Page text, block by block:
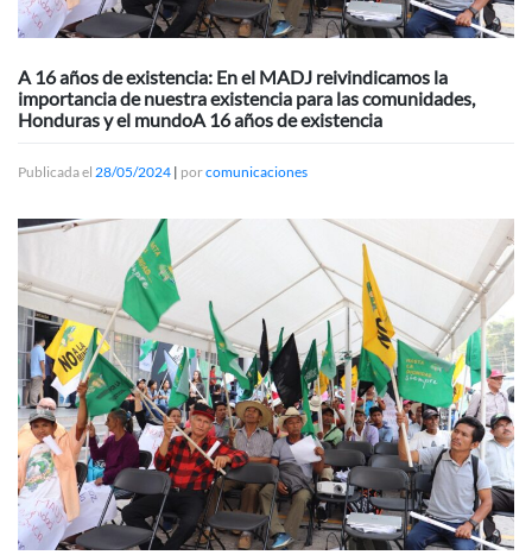
A 16 años de existencia: En el MADJ reivindicamos la
importancia de nuestra existencia para las comunidades,
Honduras y el mundoA 16 años de existencia
Publicada el 28/05/2024 | porcomunicaciones